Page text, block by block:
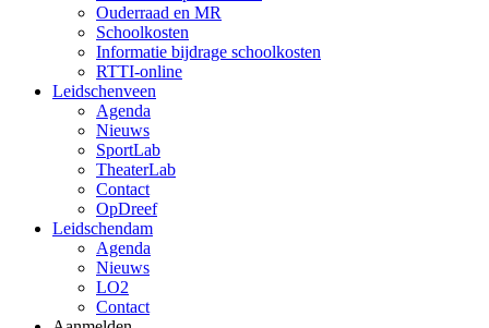
Ouderraad en MR
Schoolkosten
Informatie bijdrage schoolkosten
RTTI-online
Leidschenveen
Agenda
Nieuws
SportLab
TheaterLab
Contact
OpDreef
Leidschendam
Agenda
Nieuws
LO2
Contact